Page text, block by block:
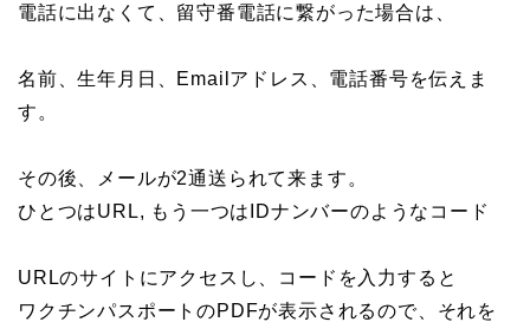
電話に出なくて、留守番電話に繋がった場合は、
名前、生年月日、Emailアドレス、電話番号を伝えま
す。
その後、メールが2通送られて来ます。
ひとつはURL, もう一つはIDナンバーのようなコード
URLのサイトにアクセスし、コードを入力すると
ワクチンパスポートのPDFが表示されるので、それを